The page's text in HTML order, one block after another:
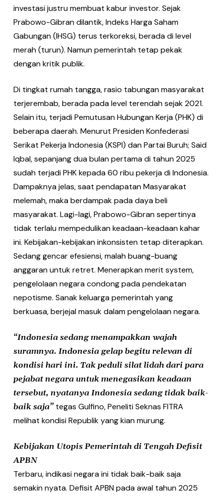
investasi justru membuat kabur investor. Sejak
Prabowo-Gibran dilantik, Indeks Harga Saham
Gabungan (IHSG) terus terkoreksi, berada di level
merah (turun). Namun pemerintah tetap pekak
dengan kritik publik.
Di tingkat rumah tangga, rasio tabungan masyarakat
terjerembab, berada pada level terendah sejak 2021.
Selain itu, terjadi Pemutusan Hubungan Kerja (PHK) di
beberapa daerah. Menurut Presiden Konfederasi
Serikat Pekerja Indonesia (KSPI) dan Partai Buruh; Said
Iqbal, sepanjang dua bulan pertama di tahun 2025
sudah terjadi PHK kepada 60 ribu pekerja di Indonesia.
Dampaknya jelas, saat pendapatan Masyarakat
melemah, maka berdampak pada daya beli
masyarakat. Lagi-lagi, Prabowo-Gibran sepertinya
tidak terlalu mempedulikan keadaan-keadaan kahar
ini. Kebijakan-kebijakan inkonsisten tetap diterapkan.
Sedang gencar efesiensi, malah buang-buang
anggaran untuk retret. Menerapkan merit system,
pengelolaan negara condong pada pendekatan
nepotisme. Sanak keluarga pemerintah yang
berkuasa, berjejal masuk dalam pengelolaan negara.
“Indonesia sedang menampakkan wajah
suramnya. Indonesia gelap begitu relevan di
kondisi hari ini. Tak peduli silat lidah dari para
pejabat negara untuk menegasikan keadaan
tersebut, nyatanya Indonesia sedang tidak baik-
baik saja”tegas Gulfino, Peneliti Seknas FITRA
melihat kondisi Republik yang kian murung.
Kebijakan Utopis Pemerintah di Tengah Defisit
APBN
Terbaru, indikasi negara ini tidak baik-baik saja
semakin nyata. Defisit APBN pada awal tahun 2025